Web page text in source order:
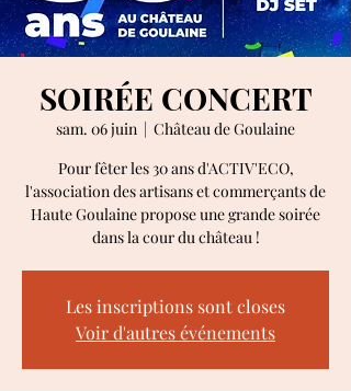
SOIRÉE CONCERT
sam. 06 juin
  |
Château de Goulaine
Pour fêter les 30 ans d'ACTIV'ECO,
l'association des artisans et commerçants de
Haute Goulaine propose une grande soirée
dans la cour du château !
Les inscriptions sont closes
Voir d'autres événements